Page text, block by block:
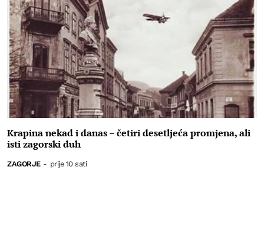
Krapina nekad i danas – četiri desetljeća promjena, ali
isti zagorski duh
ZAGORJE - prije 10 sati